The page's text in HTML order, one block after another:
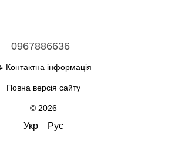
0967886636
Контактна інформація
Повна версія сайту
© 2026
Укр Рус